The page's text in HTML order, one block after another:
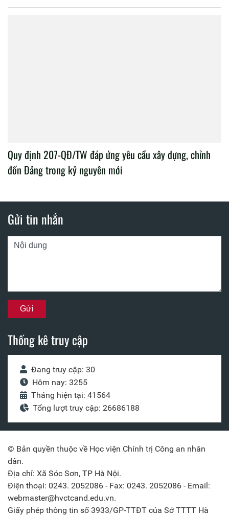
Quy định 207-QĐ/TW đáp ứng yêu cầu xây dựng, chỉnh
đốn Đảng trong kỷ nguyên mới
Gửi tin nhắn
Thống kê truy cập
Đang truy cập: 30
Hôm nay: 3255
Tháng hiện tại: 41564
Tổng lượt truy cập: 26686188
© Bản quyền thuộc về Học viện Chính trị Công an nhân
dân.
Địa chỉ: Xã Sóc Sơn, TP Hà Nội.
Điện thoại: 0243. 2052086 - Fax: 0243. 2052086 - Email:
webmaster@hvctcand.edu.vn.
Giấy phép thông tin số 3933/GP-TTĐT của Sở TTTT Hà